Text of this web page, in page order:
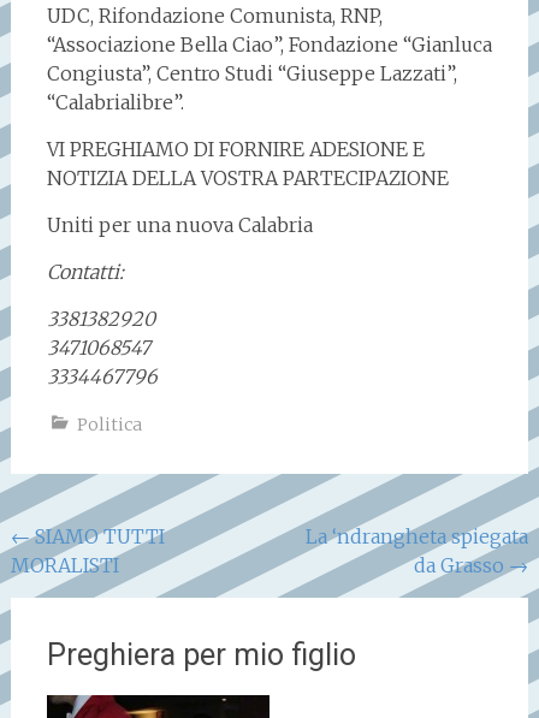
UDC, Rifondazione Comunista, RNP,
“Associazione Bella Ciao”, Fondazione “Gianluca
Congiusta”, Centro Studi “Giuseppe Lazzati”,
“Calabrialibre”.
VI PREGHIAMO DI FORNIRE ADESIONE E
NOTIZIA DELLA VOSTRA PARTECIPAZIONE
Uniti per una nuova Calabria
Contatti:
3381382920
3471068547
3334467796
Politica
Navigazione
articoli
←SIAMO TUTTI
MORALISTI
La ‘ndrangheta spiegata
da Grasso →
Preghiera per mio figlio